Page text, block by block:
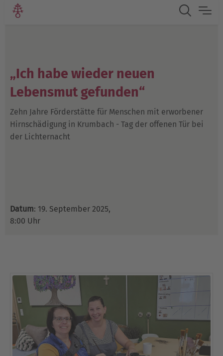
„Ich habe wieder neuen
Lebensmut gefunden“
Zehn Jahre Förderstätte für Menschen mit erworbener
Hirnschädigung in Krumbach - Tag der offenen Tür bei
der Lichternacht
Datum: 19. September 2025,
8:00 Uhr